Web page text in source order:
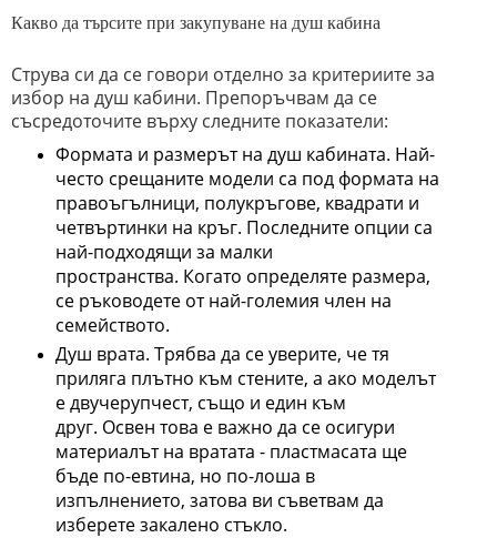
Какво да търсите при закупуване на душ кабина
Струва си да се говори отделно за критериите за
избор на душ кабини. Препоръчвам да се
съсредоточите върху следните показатели:
Формата и размерът на душ кабината. Най-
често срещаните модели са под формата на
правоъгълници, полукръгове, квадрати и
четвъртинки на кръг. Последните опции са
най-подходящи за малки
пространства. Когато определяте размера,
се ръководете от най-големия член на
семейството.
Душ врата. Трябва да се уверите, че тя
приляга плътно към стените, а ако моделът
е двучерупчест, също и един към
друг. Освен това е важно да се осигури
материалът на вратата - пластмасата ще
бъде по-евтина, но по-лоша в
изпълнението, затова ви съветвам да
изберете закалено стъкло.